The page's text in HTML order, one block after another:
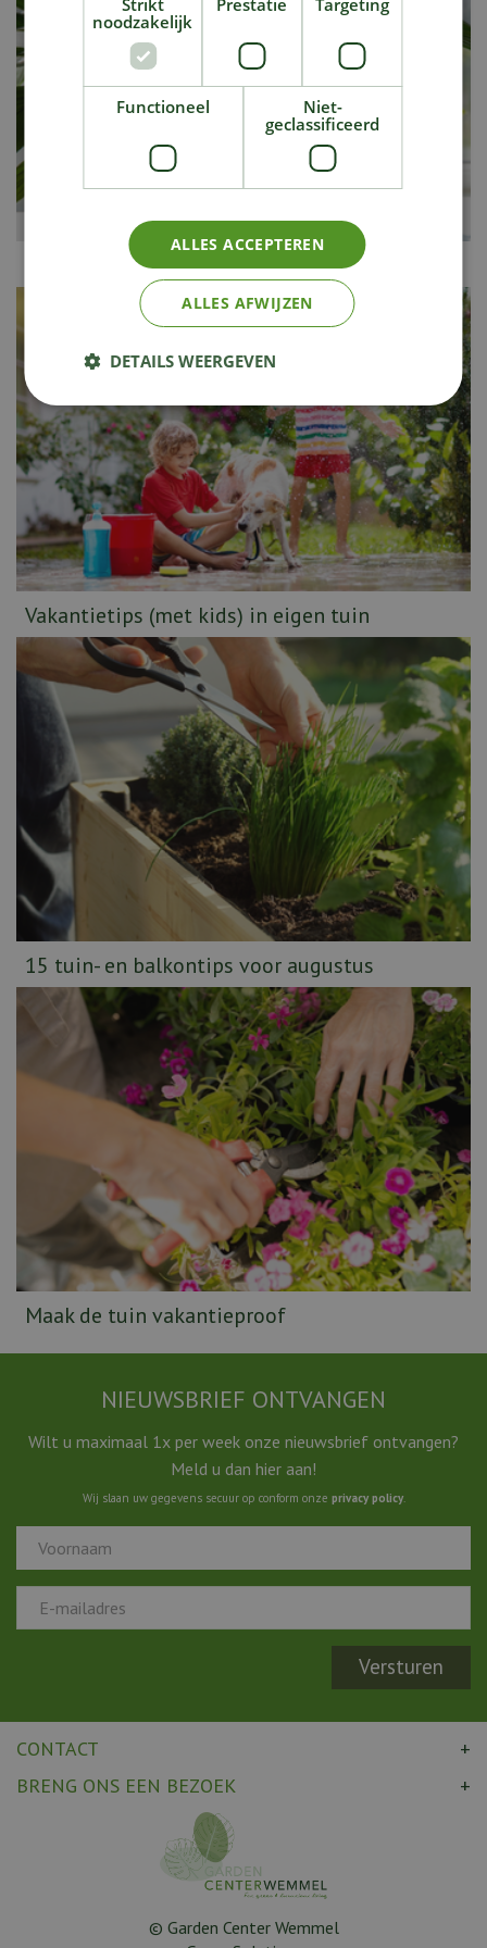
Vakantietips voor je kamerplanten
Vakantietips (met kids) in eigen tuin
15 tuin- en balkontips voor augustus
Maak de tuin vakantieproof
NIEUWSBRIEF ONTVANGEN
Wilt u maximaal 1x per week onze nieuwsbrief ontvangen?
Meld u dan hier aan!
Wij slaan uw gegevens secuur op conform onze privacy policy.
CONTACT
BRENG ONS EEN BEZOEK
© Garden Center Wemmel
Strikt
noodzakelijk
Prestatie Targeting
Functioneel
Niet-
geclassificeerd
ALLES ACCEPTEREN
ALLES AFWIJZEN
DETAILS WEERGEVEN